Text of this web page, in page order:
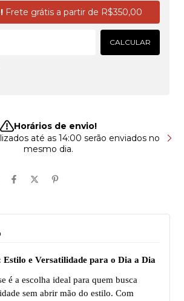
Alterar CEP
Frete grátis a partir de R$350,00
CALCULAR
Horários de envio!
até as 14:00 serão enviados no
mesmo dia.
Estilo e Versatilidade para o Dia a Dia
é a escolha ideal para quem busca
sem abrir mão do estilo. Com